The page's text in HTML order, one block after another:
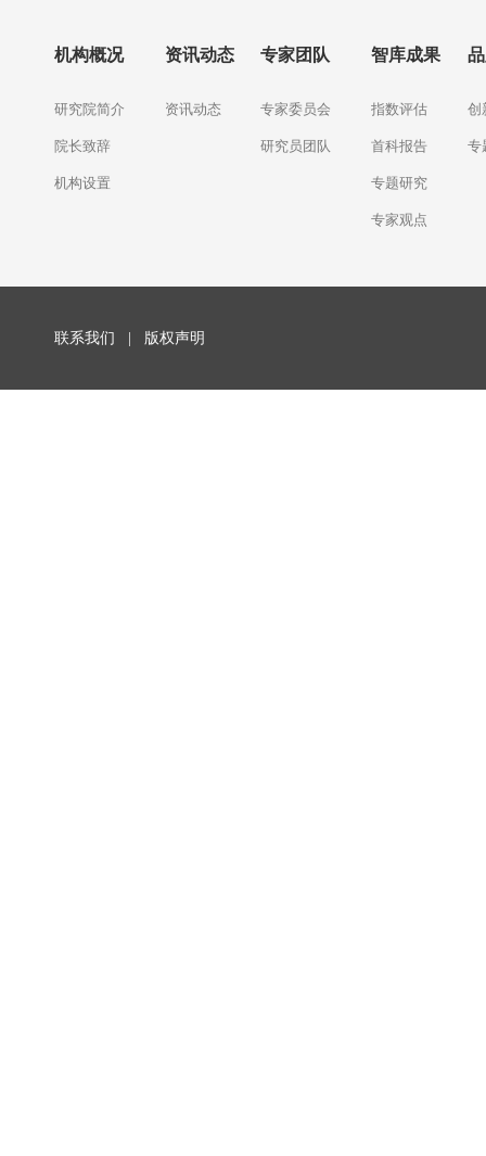
机构概况
研究院简介
院长致辞
机构设置
资讯动态
资讯动态
专家团队
专家委员会
研究员团队
智库成果
指数评估
首科报告
专题研究
专家观点
创
专
联系我们 版权声明